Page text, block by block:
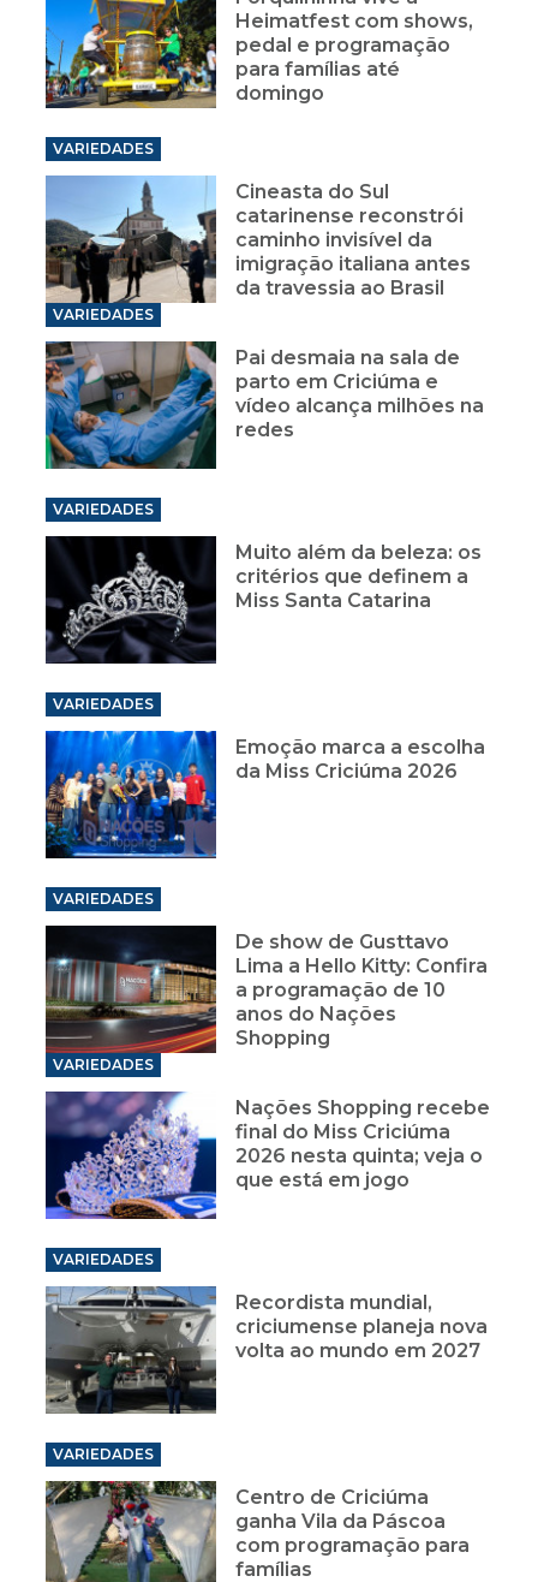
Heimatfest com shows,
pedal e programação
para famílias até
domingo
VARIEDADES
Cineasta do Sul
catarinense reconstrói
caminho invisível da
imigração italiana antes
da travessia ao Brasil
VARIEDADES
Pai desmaia na sala de
parto em Criciúma e
vídeo alcança milhões na
redes
VARIEDADES
Muito além da beleza: os
critérios que definem a
Miss Santa Catarina
VARIEDADES
Emoção marca a escolha
da Miss Criciúma 2026
VARIEDADES
De show de Gusttavo
Lima a Hello Kitty: Confira
a programação de 10
anos do Nações
Shopping
VARIEDADES
Nações Shopping recebe
final do Miss Criciúma
2026 nesta quinta; veja o
que está em jogo
VARIEDADES
Recordista mundial,
criciumense planeja nova
volta ao mundo em 2027
VARIEDADES
Centro de Criciúma
ganha Vila da Páscoa
com programação para
famílias